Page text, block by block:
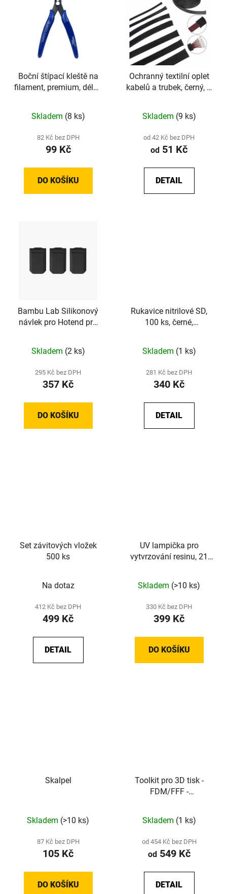
Boční štípací kleště na
filament, premium, délka
Skladem (8 ks)
82 Kč bez DPH
99 Kč
DO KOŠÍKU
Ochranný textilní oplet
kabelů a trubek, černý, Ø
Skladem (9 ks)
od 42 Kč bez DPH
od 51 Kč
DETAIL
Bambu Lab Silikonový
návlek pro Hotend pro
Skladem (2 ks)
295 Kč bez DPH
357 Kč
DO KOŠÍKU
Rukavice nitrilové SD,
100 ks, černé,
Skladem (1 ks)
281 Kč bez DPH
340 Kč
DETAIL
Set závitových vložek
500 ks
Na dotaz
412 Kč bez DPH
499 Kč
DETAIL
UV lampička pro
vytvrzování resinu, 21
Skladem (>10 ks)
330 Kč bez DPH
399 Kč
DO KOŠÍKU
Skalpel
Skladem (>10 ks)
87 Kč bez DPH
105 Kč
DO KOŠÍKU
Toolkit pro 3D tisk -
FDM/FFF -
Skladem (1 ks)
od 454 Kč bez DPH
od549 Kč
DETAIL